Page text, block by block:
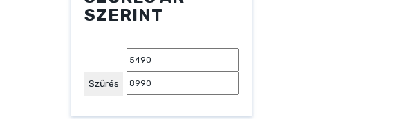
SZERINT
Min
Szűrés